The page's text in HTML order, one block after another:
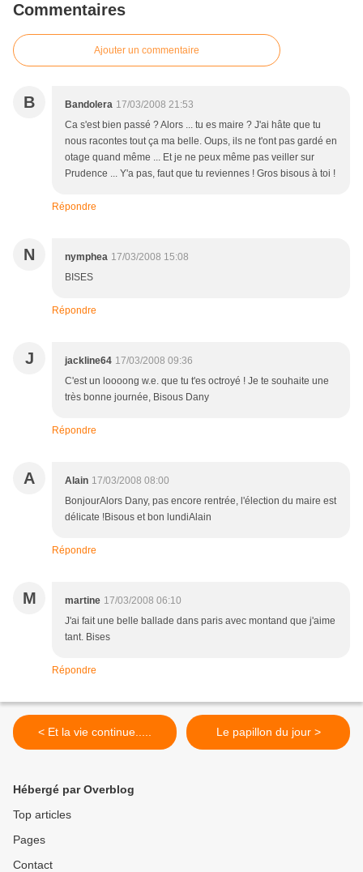
Commentaires
Ajouter un commentaire
B Bandolera 17/03/2008 21:53
Ca s'est bien passé ? Alors ... tu es maire ? J'ai hâte que tu
nous racontes tout ça ma belle. Oups, ils ne t'ont pas gardé en
otage quand même ... Et je ne peux même pas veiller sur
Prudence ... Y'a pas, faut que tu reviennes ! Gros bisous à toi !
Répondre
N nymphea 17/03/2008 15:08
BISES
Répondre
J jackline64 17/03/2008 09:36
C'est un loooong w.e. que tu t'es octroyé ! Je te souhaite une
très bonne journée, Bisous Dany
Répondre
A Alain 17/03/2008 08:00
BonjourAlors Dany, pas encore rentrée, l'élection du maire est
délicate !Bisous et bon lundiAlain
Répondre
M martine 17/03/2008 06:10
J'ai fait une belle ballade dans paris avec montand que j'aime
tant. Bises
Répondre
< Et la vie continue..... Le papillon du jour >
Hébergé par Overblog
Top articles
Pages
Contact